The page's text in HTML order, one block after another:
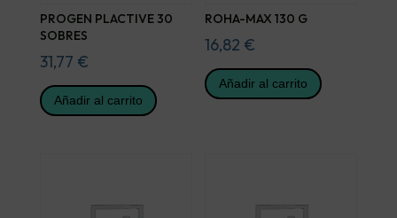
PROGEN PLACTIVE 30
SOBRES
31,77 €
Añadir al carrito
ROHA-MAX 130 G
16,82 €
Añadir al carrito